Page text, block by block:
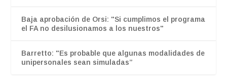
Baja aprobación de Orsi: "Si cumplimos el programa
el FA no desilusionamos a los nuestros"
Barretto: "Es probable que algunas modalidades de
unipersonales sean simuladas”